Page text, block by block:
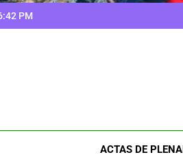
PM
ACTAS DE